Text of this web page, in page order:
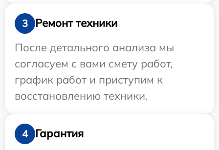
3
Ремонт техники
После детального анализа мы
согласуем с вами смету работ,
график работ и приступим к
восстановлению техники.
4
Гарантия